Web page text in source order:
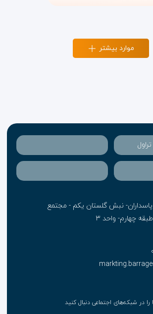
موارد بیشتر
تراول
پاسداران- نبش گلستان یکم - مجتمع
چهارم- واحد ۳
را در شبکه‌های اجتماعی دنبال کنید